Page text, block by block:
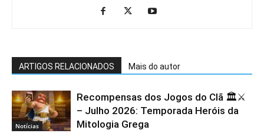
ARTIGOS RELACIONADOS Mais do autor
Notícias
Recompensas dos Jogos do Clã 🏛️⚔️
– Julho 2026: Temporada Heróis da
Mitologia Grega